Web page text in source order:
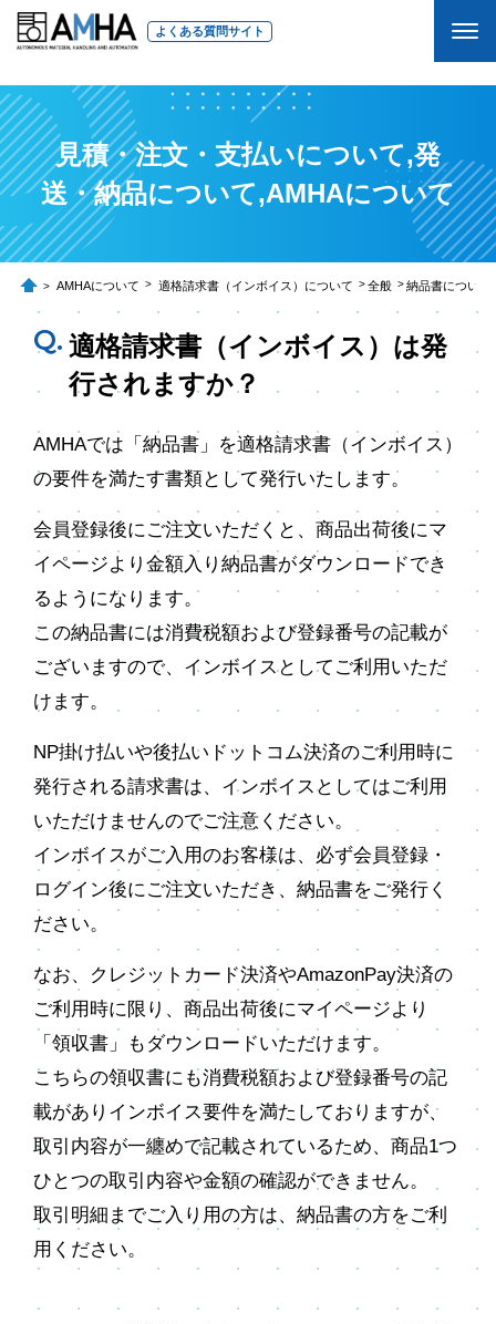
よくある質問サイト
見積・注文・支払いについて,発
送・納品について,AMHAについて
AMHAについて 適格請求書（インボイス）について 全般 納品書について
適格請求書（インボイス）は発
行されますか？
AMHAでは「納品書」を適格請求書（インボイス）
の要件を満たす書類として発行いたします。
会員登録後にご注文いただくと、商品出荷後にマ
イページより金額入り納品書がダウンロードでき
るようになります。
この納品書には消費税額および登録番号の記載が
ございますので、インボイスとしてご利用いただ
けます。
NP掛け払いや後払いドットコム決済のご利用時に
発行される請求書は、インボイスとしてはご利用
いただけませんのでご注意ください。
インボイスがご入用のお客様は、必ず会員登録・
ログイン後にご注文いただき、納品書をご発行く
ださい。
なお、クレジットカード決済やAmazonPay決済の
ご利用時に限り、商品出荷後にマイページより
「領収書」もダウンロードいただけます。
こちらの領収書にも消費税額および登録番号の記
載がありインボイス要件を満たしておりますが、
取引内容が一纏めで記載されているため、商品1つ
ひとつの取引内容や金額の確認ができません。
取引明細までご入り用の方は、納品書の方をご利
用ください。